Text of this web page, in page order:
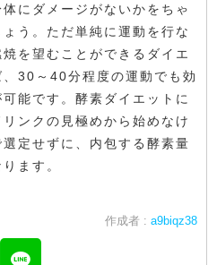
にダメージがないかをちゃ
う。ただ単純に運動を行な
を望むことができるダイエ
30～40分程度の運動でも効
能です。酵素ダイエットに
ンクの見極めから始めなけ
定せずに、内包する酵素量
ます。
作成者 : a9biqz38